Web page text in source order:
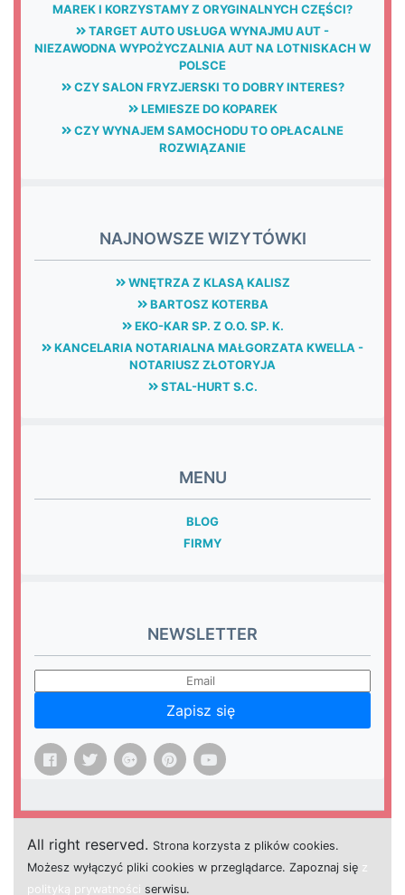
MAREK I KORZYSTAMY Z ORYGINALNYCH CZĘŚCI?
TARGET AUTO USŁUGA WYNAJMU AUT -
NIEZAWODNA WYPOŻYCZALNIA AUT NA LOTNISKACH W
POLSCE
CZY SALON FRYZJERSKI TO DOBRY INTERES?
LEMIESZE DO KOPAREK
CZY WYNAJEM SAMOCHODU TO OPŁACALNE
ROZWIĄZANIE
NAJNOWSZE WIZYTÓWKI
WNĘTRZA Z KLASĄ KALISZ
BARTOSZ KOTERBA
EKO-KAR SP. Z O.O. SP. K.
KANCELARIA NOTARIALNA MAŁGORZATA KWELLA -
NOTARIUSZ ZŁOTORYJA
STAL-HURT S.C.
MENU
BLOG
FIRMY
NEWSLETTER
Zapisz się
All right reserved. Strona korzysta z plików cookies.
Możesz wyłączyć pliki cookies w przeglądarce. Zapoznaj się z
polityką prywatności serwisu.